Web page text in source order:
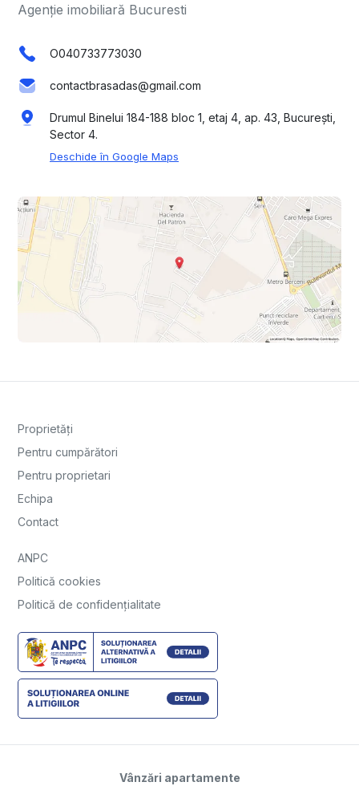
Agenție imobiliară Bucuresti
O040733773030
contactbrasadas@gmail.com
Drumul Binelui 184-188 bloc 1, etaj 4, ap. 43, București,
Sector 4.
Deschide în Google Maps
Proprietăți
Pentru cumpărători
Pentru proprietari
Echipa
Contact
ANPC
Politică cookies
Politică de confidențialitate
Vânzări apartamente